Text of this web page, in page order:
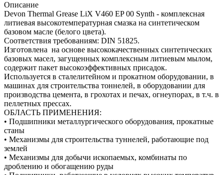
Описание
Devon Thermal Grease LiX V460 EP 00 Synth - комплексная
литиевая высокотемпературная смазка на синтетическом
базовом масле (белого цвета).
Соответствия требованиям: DIN 51825.
Изготовлена на основе высококачественных синтетических
базовых масел, загущенных комплексным литиевым мылом,
содержит пакет высокоэффективных присадок.
Используется в сталелитейном и прокатном оборудовании, в
машинах для строительства тоннелей, в оборудовании для
производства цемента, в грохотах и печах, огнеупорах, в т.ч. в
пеллетных прессах.
ОБЛАСТЬ ПРИМЕНЕНИЯ:
• Подшипники металлургического оборудования, прокатные
станы
• Механизмы для строительства туннелей, работающие под
землей
• Механизмы для добычи ископаемых, комбинаты по
дроблению и обогащению руды